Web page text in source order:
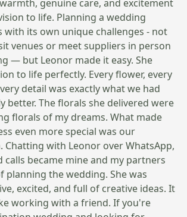
genuine care, and excitement
to life. Planning a wedding
with its own unique challenges - not
venues or meet suppliers in person
— but Leonor made it easy. She
to life perfectly. Every flower, every
detail was exactly what we had
better. The florals she delivered were
florals of my dreams. What made
even more special was our
Chatting with Leonor over WhatsApp,
calls became mine and my partners
planning the wedding. She was
excited, and full of creative ideas. It
working with a friend. If you're